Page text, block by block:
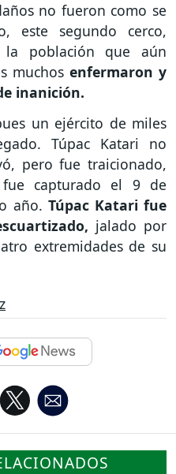
no fueron como se
este segundo cerco,
población que aún
muchos enfermaron y
inanición.
un ejército de miles
Túpac Katari no
pero fue traicionado,
capturado el 9 de
año. Túpac Katari fue
jalado por
extremidades de su